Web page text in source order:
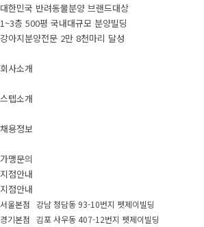
대한민국 반려동물분양 브랜드대상
1~3층 500평 국내대규모 분양빌딩
강아지분양전문 2만 8천마리 달성
회사소개
스텝소개
채용정보
가맹문의
지점안내
지점안내
서울본점 강남 청담동 93-10번지 펫제이빌딩
경기본점 김포 사우동 407-12번지 펫제이빌딩